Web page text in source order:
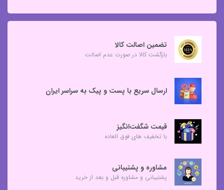
تضمین اصالت کالا
بازگشت کالا در صورت عدم اصالت
ارسال سریع با پست و پیک به سراسر ایران
قیمت شگفت‌انگیز
با تخفیف های فوق العاده
مشاوره و پشتیبانی
پشتیبانی و مشاوره قبل و بعد از خرید